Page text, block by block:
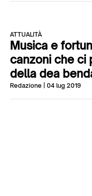
ATTUALITÀ
Musica e
canzoni che ci
della dea
Redazione | 04 lug 2019